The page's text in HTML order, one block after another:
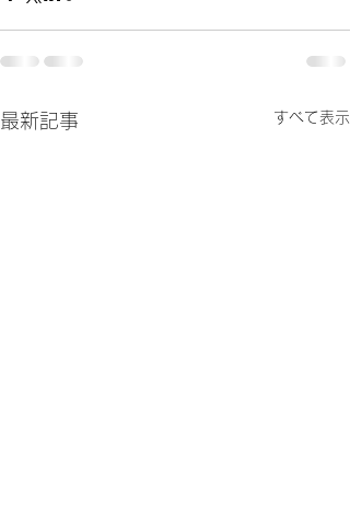
最新記事 すべて表示